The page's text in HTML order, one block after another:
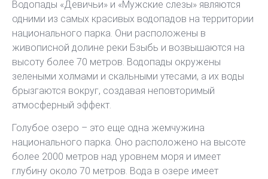
Водопады «Девичьи» и «Мужские слезы» являются
одними из самых красивых водопадов на территории
национального парка. Они расположены в
живописной долине реки Бзыбь и возвышаются на
высоту более 70 метров. Водопады окружены
зелеными холмами и скальными утесами, а их воды
брызгаются вокруг, создавая неповторимый
атмосферный эффект.
Голубое озеро – это еще одна жемчужина
национального парка. Оно расположено на высоте
более 2000 метров над уровнем моря и имеет
глубину около 70 метров. Вода в озере имеет